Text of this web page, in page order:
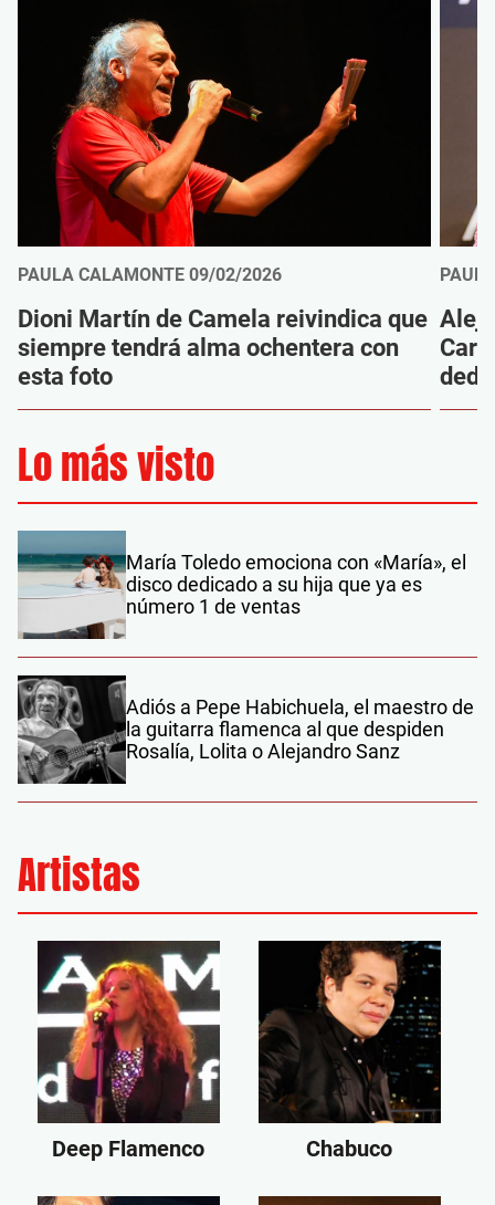
PAULA CALAMONTE 09/02/2026
Dioni Martín de Camela reivindica que
siempre tendrá alma ochentera con
esta foto
Lo más visto
María Toledo emociona con «María», el
disco dedicado a su hija que ya es
número 1 de ventas
Adiós a Pepe Habichuela, el maestro de
la guitarra flamenca al que despiden
Rosalía, Lolita o Alejandro Sanz
Artistas
Deep Flamenco Chabuco